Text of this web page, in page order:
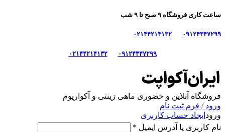
ساعت کاری فروشگاه ۹ صبح تا ۹ شب
۰۹۱۲۴۳۴۷۲۹۹ ۰۲۱۴۴۲۱۴۱۳۲
۰۹۱۲۴۳۴۷۲۹۹ ۰۲۱۴۴۲۱۴۱۳۲
فروشگاه آنلاین و حضوری ماهی‌ زینتی و آکواریوم
ورود / فرم ثبت نام
ورود ایجاد حساب کاربری
نام کاربری یا آدرس ایمیل *